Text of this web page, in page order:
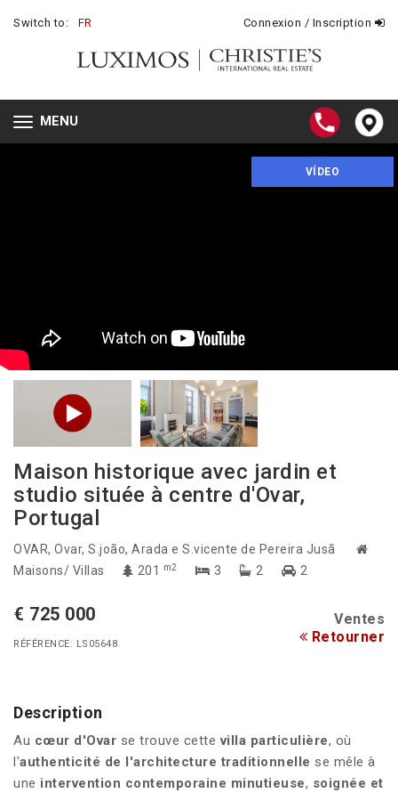
Switch to: FR Connexion / Inscription
Toggle
navigation
MENU
VÍDEO
Maison historique avec jardin et
studio située à centre d'Ovar,
Portugal
OVAR, Ovar, S.joão, Arada e S.vicente de Pereira Jusã
Maisons/ Villas
201 m2 3 2 2
€ 725 000 Ventes
RÉFÉRENCE: LS05648 Retourner
Description
Au cœur d'Ovar se trouve cette villa particulière, où
l'authenticité de l'architecture traditionnelle se mêle à
une intervention contemporaine minutieuse, soignée et